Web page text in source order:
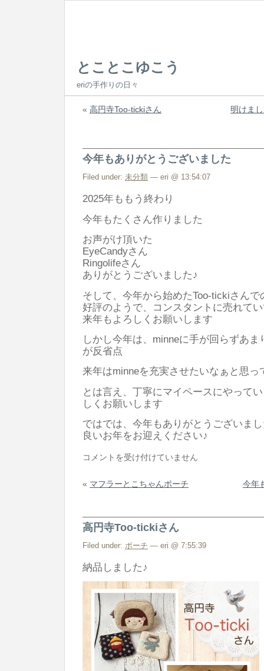
とことこゆこう
eriの手作りの日々
« 高円寺Too-tickiさん 明けま
今年もありがとうございました
Filed under: 未分類 — eri @ 13:54:07
2025年ももう終わり
今年もたくさん作りました
お声がけ頂いた
EyeCandyさん
Ringolifeさん
ありがとうございました♪
そして、今年から始めたToo-tickiさん
好評のようで、コンスタントに売れて
来年もよろしくお願いします
しかし今年は、minneに手が回らずあ
が反省点
来年はminneを充実させたいなぁと思っ
とは言え、丁寧にマイペースにやって
しくお願いします
ではでは、今年もありがとうございま
良いお年をお迎えください♪
今
も
り
が
と
ご
コメントを受け付けていません
« マフラーとこちゃんポーチ 今年
高円寺Too-tickiさん
Filed under: ポーチ — eri @ 7:55:39
納品しました♪